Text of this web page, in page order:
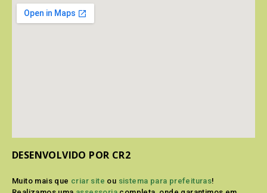
DESENVOLVIDO POR CR2
Muito mais que criar site ou sistema para prefeituras!